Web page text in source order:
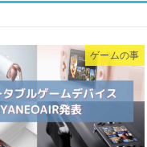
ゲームの事